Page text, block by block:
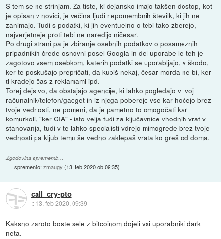
S tem se ne strinjam. Za tiste, ki dejansko imajo takšen dostop, kot
je opisan v novici, je večina ljudi nepomembnih številk, ki jih ne
zanimajo. Tudi s podatki, ki jih eventuelno o tebi tako zberejo,
najverjetneje proti tebi ne naredijo ničesar.
Po drugi strani pa je zbiranje osebnih podatkov o posameznih
pripadnikih črede osnovni posel Googla in del uporabe le-teh je
zagotovo vsem osebkom, katerih podatki se uporabljajo, v škodo,
ker te poskušajo prepričati, da kupiš nekaj, česar morda ne bi, ker
ti kradejo čas z reklamami ipd.
Torej dejstvo, da obstajajo agencije, ki lahko pogledajo v tvoj
računalnik/telefon/gadget in iz njega poberejo vse kar hočejo brez
tvoje vednosti, ne pomeni, da je pametno to omogočati kar
komurkoli, "ker CIA" - isto velja tudi za ključavnice vhodnih vrat v
stanovanja, tudi v te lahko specialisti vdrejo mimogrede brez tvoje
vednosti pa kljub temu še vedno zaklepaš vrata ko greš od doma.
Zgodovina sprememb…
spremenilo:zmaugy (13. feb 2020 ob 09:35)
call_cry-pto
:: 13. feb 2020, 09:39
Kaksno zaroto boste sele z bitcoinom dojeli vsi uporabniki dark
neta.